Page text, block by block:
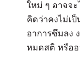
ใหม่ ๆ อาจจ
คิดว่าคงไม่เ
อาการซึมลง
หมดสติ หรืออ